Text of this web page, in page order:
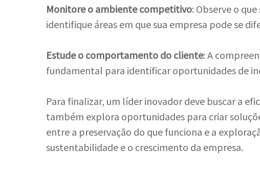
Monitore o ambiente competitivo: Observe o
identifique áreas em que sua empresa pode se
Estude o comportamento do cliente: A
fundamental para identificar oportunidades de
Para finalizar, um líder inovador deve buscar a
também explora oportunidades para criar
entre a preservação do que funciona e a
sustentabilidade e o crescimento da empresa.